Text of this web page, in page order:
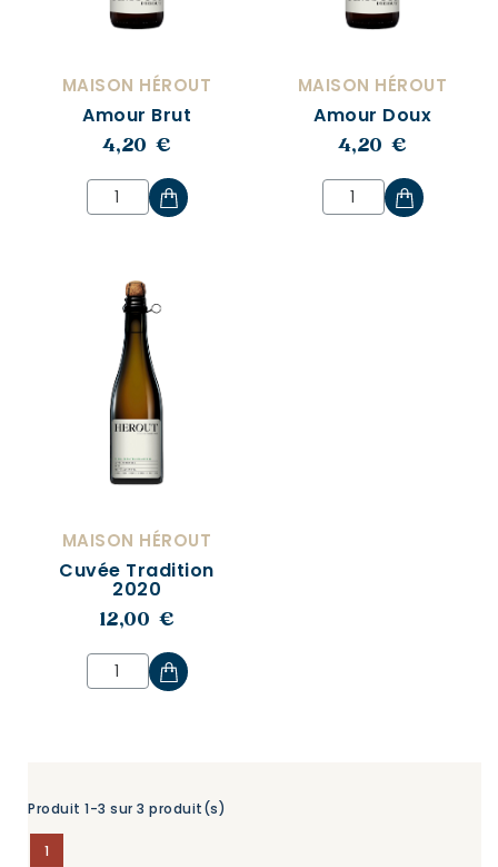
MAISON HÉROUT
Amour Brut
4,20 €
MAISON HÉROUT
Amour Doux
4,20 €
MAISON HÉROUT
Cuvée Tradition
2020
12,00 €
Produit 1-3 sur 3 produit(s)
1